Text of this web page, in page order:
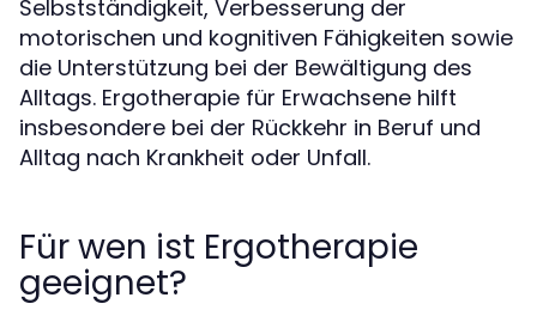
Selbstständigkeit, Verbesserung der
motorischen und kognitiven Fähigkeiten sowie
die Unterstützung bei der Bewältigung des
Alltags. Ergotherapie für Erwachsene hilft
insbesondere bei der Rückkehr in Beruf und
Alltag nach Krankheit oder Unfall.
Für wen ist Ergotherapie
geeignet?